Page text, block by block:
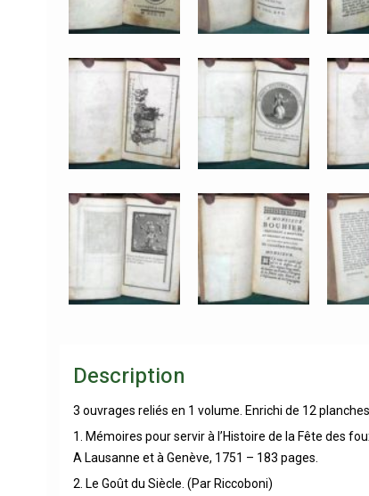
Description
3 ouvrages reliés en 1 volume. Enrichi de 12
1. Mémoires pour servir à l’Histoire de la Fête des
A Lausanne et à Genève, 1751 – 183 pages.
2. Le Goût du Siècle. (Par Riccoboni)